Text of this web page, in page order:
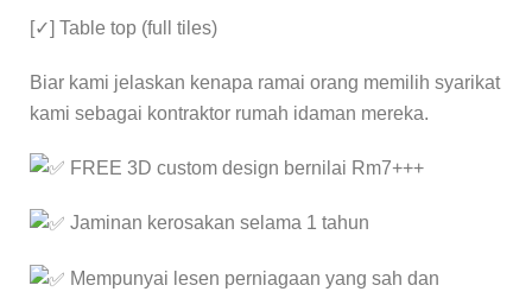
[✓] Table top (full tiles)
Biar kami jelaskan kenapa ramai orang memilih syarikat
kami sebagai kontraktor rumah idaman mereka.
FREE 3D custom design bernilai Rm7+++
Jaminan kerosakan selama 1 tahun
Mempunyai lesen perniagaan yang sah dan